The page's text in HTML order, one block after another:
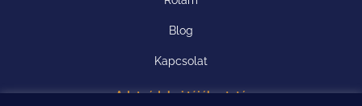
Blog
Kapcsolat
Adatvédelmi tájékoztató